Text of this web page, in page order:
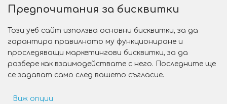
Специални предложения
Защо да изберете Victoria Gold&Silver?
Как да изберем годежен пръстен?
Предпочитания за бисквитки
Този уеб сайт използва основни бисквитки, за да
гарантира правилното му функциониране и
проследяващи маркетингови бисквитки, за да
разбере как взаимодействате с него. Последните ще
се задават само след вашето съгласие.
Виж опции